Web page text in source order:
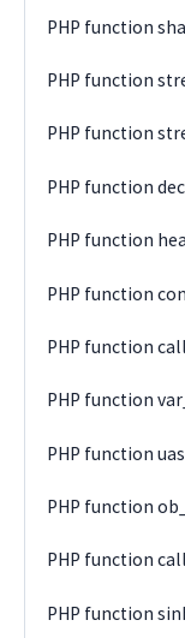
PHP function
PHP function
PHP function
PHP function
PHP function
PHP function
PHP function
PHP function
PHP function
PHP function
PHP function
PHP function